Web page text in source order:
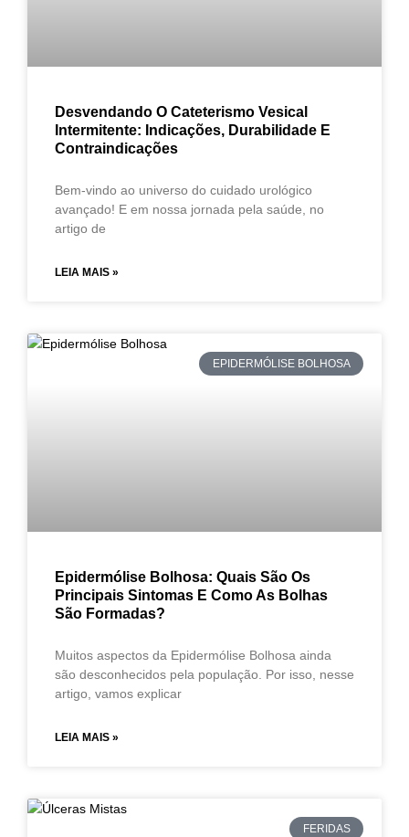
Desvendando O Cateterismo Vesical
Intermitente: Indicações, Durabilidade E
Contraindicações
Bem-vindo ao universo do cuidado urológico
avançado! E em nossa jornada pela saúde, no
artigo de
LEIA MAIS »
EPIDERMÓLISE BOLHOSA
Epidermólise Bolhosa: Quais São Os
Principais Sintomas E Como As Bolhas
São Formadas?
Muitos aspectos da Epidermólise Bolhosa ainda
são desconhecidos pela população. Por isso, nesse
artigo, vamos explicar
LEIA MAIS »
FERIDAS